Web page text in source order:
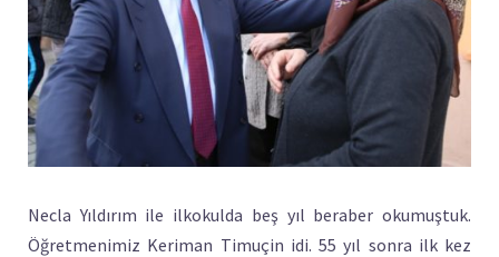
Necla Yıldırım ile ilkokulda beş yıl beraber okumuştuk.
Öğretmenimiz Keriman Timuçin idi. 55 yıl sonra ilk kez